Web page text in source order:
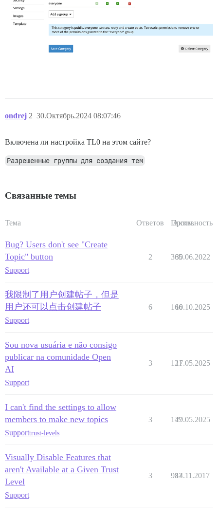
ondrej 30.Октябрь.2024 08:07:46
2
Включена ли настройка TL0 на этом сайте?
Разрешенные группы для создания тем
Связанные темы
Тема Ответов Просм.
Активность
Bug? Users don't see "Create
Topic" button
Support
2 365
30.06.2022
我限制了用户创建帖子，但是
用户还可以点击创建帖子
Support
6 166
10.10.2025
Sou nova usuária e não consigo
publicar na comunidade Open
AI
Support
3 121
17.05.2025
I can't find the settings to allow
members to make new topics
Supporttrust-levels
3 147
29.05.2025
Visually Disable Features that
aren't Available at a Given Trust
Level
Support
3 987
14.11.2017